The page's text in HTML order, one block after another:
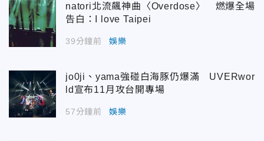
natori北流飆神曲〈Overdose〉 燃爆全場
告白：I love Taipei
39分鐘前 娛樂
jo0ji、yama強碰白海豚仍爆滿 UVERwor
ld宣布11月攻台開專場
57分鐘前 娛樂